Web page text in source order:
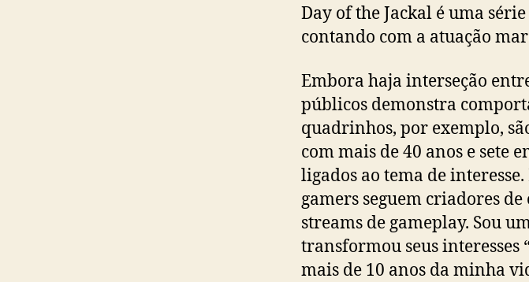
Day of the Jackal é uma
contando com a atuação
Embora haja interseção
públicos demonstra
quadrinhos, por exemplo,
com mais de 40 anos e sete
ligados ao tema de
gamers seguem criadores
streams de gameplay. Sou
transformou seus interesses
mais de 10 anos da minha